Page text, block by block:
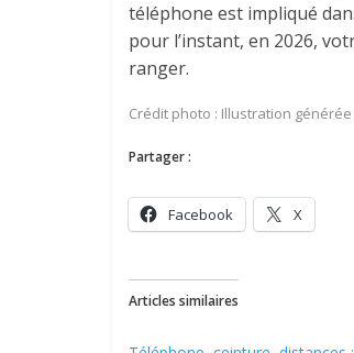
téléphone est impliqué
pour l’instant, en 2026,
ranger.
Crédit photo : Illustration générée
Partager :
Facebook X
Articles similaires